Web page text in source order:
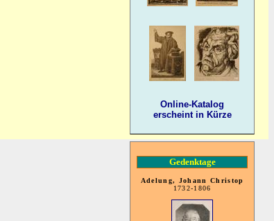
Online-Katalog
erscheint in Kürze
Gedenktage
Adelung, Johann Christop
1732-1806